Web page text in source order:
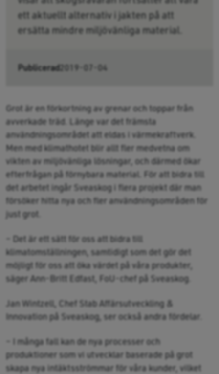
ett aktuellt alternativ i jakten på att
ersätta mindre miljövänliga material.
Publicerad2019-07-04
Grot är en förkortning av grenar och toppar från
avverkade träd. Länge var det främsta
användningsområdet att eldas i värmekraftverk.
Men med klimathotet blir allt fler medvetna om
vikten av miljövänliga lösningar, och därmed ökar
efterfrågan på förnybara material. För att bidra till
det arbetet ingår Sveaskog i flera projekt där man
försöker hitta nya och fler användningsområden för
just grot.
– Det är ett sätt för oss att bidra till
klimatomställningen, samtidigt som det gör det
möjligt för oss att öka värdet på våra produkter,
säger Ann-Britt Edfast, FoU-chef på Sveaskog.
Jan Wintzell, Chef Stab Affärsutveckling &
Innovation på Sveaskog, ser också andra fördelar.
– I många fall kan de nya processer och
produktioner som vi utvecklar baserade på grot
skapa nya intäktsströmmar för våra kunder, vilket